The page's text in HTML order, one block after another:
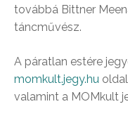
továbbá Bittner
táncművész.
A páratlan estére
momkult.jegy.hu
valamint a MOMkult